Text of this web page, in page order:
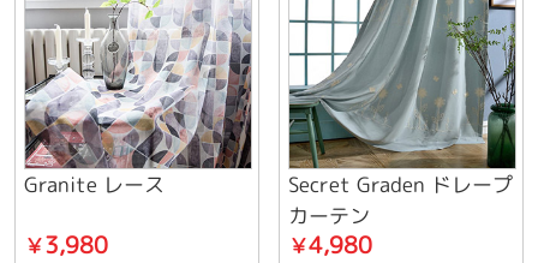
Granite レース
￥3,980
Secret Graden ドレープ
カーテン
￥4,980